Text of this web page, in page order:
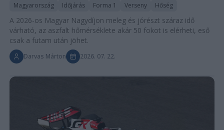
Magyarország Időjárás Forma 1 Verseny Hőség
A 2026-os Magyar Nagydíjon meleg és jórészt száraz idő
várható, az aszfalt hőmérséklete akár 50 fokot is elérheti, eső
csak a futam után jöhet.
Darvas Márton 2026. 07. 22.